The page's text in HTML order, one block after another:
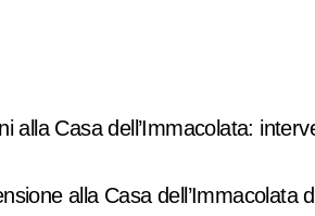
alla Casa dell’Immacolata:
alla Casa dell’Immacolata